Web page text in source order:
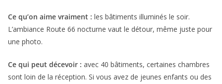
Ce qu’on aime vraiment : les bâtiments illuminés le soir.
L’ambiance Route 66 nocturne vaut le détour, même juste pour
une photo.
Ce qui peut décevoir : avec 40 bâtiments, certaines chambres
sont loin de la réception. Si vous avez de jeunes enfants ou des